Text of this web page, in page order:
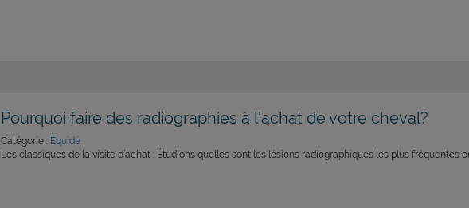
Pourquoi faire des radiographies à l'achat de votre cheval?
Catégorie : Équidé
Les classiques de la visite d’achat : Étudions quelles sont les lésions radiographiques les plus fréquentes